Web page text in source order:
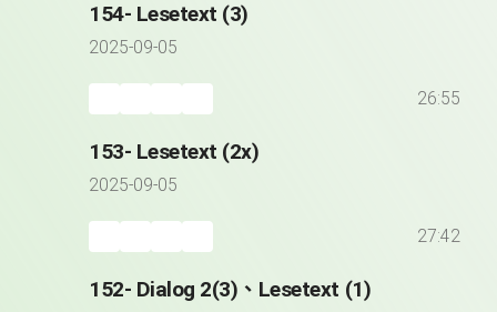
154- Lesetext (3)
2025-09-05
26:55
153- Lesetext (2x)
2025-09-05
27:42
152- Dialog 2(3)、Lesetext (1)